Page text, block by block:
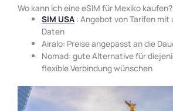
Wo kann ich eine eSIM für Mexiko kaufen?
SIM USA : Angebot von Tarifen
Daten
Airalo: Preise angepasst an die
Nomad: gute Alternative für
flexible Verbindung wünschen